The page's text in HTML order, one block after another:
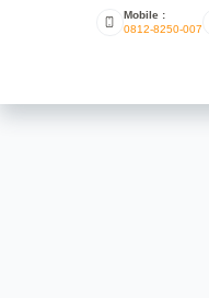
Mobile :
0812-8250-007